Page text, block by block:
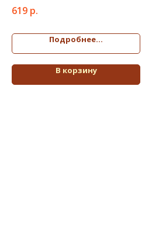
619 р.
Подробнее...
В корзину